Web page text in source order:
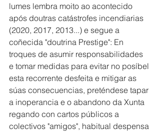
lumes lembra moito ao acontecido
após doutras catástrofes incendiarias
(2020, 2017, 2013...) e segue a
coñecida "doutrina Prestige": En
troques de asumir responsabilidades
e tomar medidas para evitar no posíbel
esta recorrente desfeita e mitigar as
súas consecuencias, preténdese tapar
a inoperancia e o abandono da Xunta
regando con cartos públicos a
colectivos "amigos", habitual despensa